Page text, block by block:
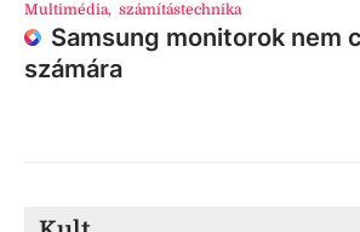
Multimédia, számítástechnika
Samsung monitorok nem
számára